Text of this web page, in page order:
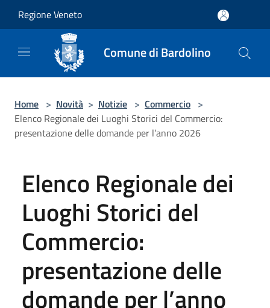
Regione Veneto
Comune di Bardolino
Home > Novità > Notizie > Commercio >
Elenco Regionale dei Luoghi Storici del Commercio:
presentazione delle domande per l’anno 2026
Elenco Regionale dei
Luoghi Storici del
Commercio:
presentazione delle
domande per l’anno